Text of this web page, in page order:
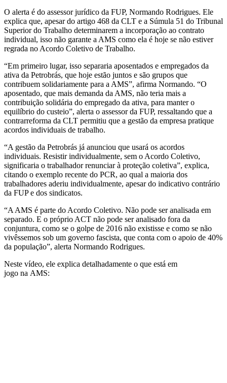
O alerta é do assessor jurídico da FUP, Normando Rodrigues. Ele
explica que, apesar do artigo 468 da CLT e a Súmula 51 do Tribunal
Superior do Trabalho determinarem a incorporação ao contrato
individual, isso não garante a AMS como ela é hoje se não estiver
regrada no Acordo Coletivo de Trabalho.
“Em primeiro lugar, isso separaria aposentados e empregados da
ativa da Petrobrás, que hoje estão juntos e são grupos que
contribuem solidariamente para a AMS”, afirma Normando. “O
aposentado, que mais demanda da AMS, não teria mais a
contribuição solidária do empregado da ativa, para manter o
equilíbrio do custeio”, alerta o assessor da FUP, ressaltando que a
contrarreforma da CLT permitiu que a gestão da empresa pratique
acordos individuais de trabalho.
“A gestão da Petrobrás já anunciou que usará os acordos
individuais. Resistir individualmente, sem o Acordo Coletivo,
significaria o trabalhador renunciar à proteção coletiva”, explica,
citando o exemplo recente do PCR, ao qual a maioria dos
trabalhadores aderiu individualmente, apesar do indicativo contrário
da FUP e dos sindicatos.
“A AMS é parte do Acordo Coletivo. Não pode ser analisada em
separado. E o próprio ACT não pode ser analisado fora da
conjuntura, como se o golpe de 2016 não existisse e como se não
vivêssemos sob um governo fascista, que conta com o apoio de 40%
da população”, alerta Normando Rodrigues.
Neste vídeo, ele explica detalhadamente o que está em
jogo na AMS: